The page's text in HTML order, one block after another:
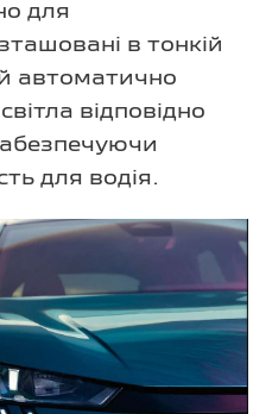
для
в тонкій
й автоматично
відповідно
для водія.